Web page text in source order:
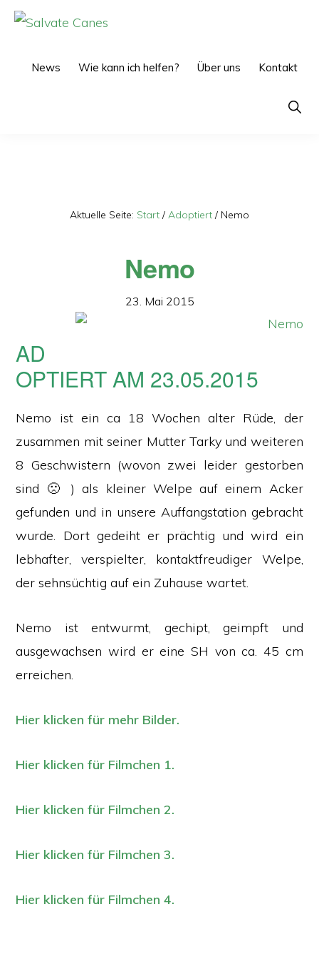
Zur
Zum
News Wie kann ich helfen? Über uns Kontakt
Show
Aktuelle Seite: Start / Adoptiert / Nemo
Nemo
23. Mai 2015
AD
OPTIERT AM 23.05.2015
Nemo ist ein ca 18 Wochen alter Rüde, der
zusammen mit seiner Mutter Tarky und weiteren
8 Geschwistern (wovon zwei leider gestorben
sind 🙁 ) als kleiner Welpe auf einem Acker
gefunden und in unsere Auffangstation gebracht
wurde. Dort gedeiht er prächtig und wird ein
lebhafter, verspielter, kontaktfreudiger Welpe,
der sehnsüchtig auf ein Zuhause wartet.
Nemo ist entwurmt, gechipt, geimpft und
ausgewachsen wird er eine SH von ca. 45 cm
erreichen.
Hier klicken für mehr Bilder.
Hier klicken für Filmchen 1.
Hier klicken für Filmchen 2.
Hier klicken für Filmchen 3.
Hier klicken für Filmchen 4.